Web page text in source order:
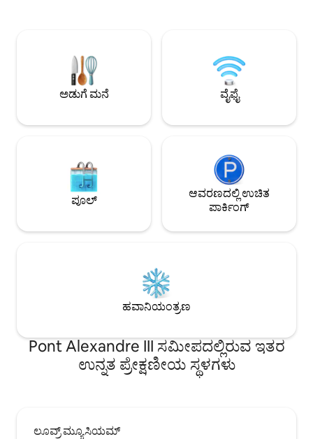
ವ್ಯಕ್ತಿಯೊಂದಿಗೆ ನಗರವನ್ನು ಆನಂದಿಸಲು ನಮ್ಮ
ಅಪಾರ್ಟ್‌ಮೆಂಟ್
ಮತ್ತು ಅಸಾಧಾರಣ
ಅಡುಗೆ ಮನೆ ವೈಫೈ
ಪೂಲ್
ಆವರಣದಲ್ಲಿ ಉಚಿತ
ಪಾರ್ಕಿಂಗ್
ಹವಾನಿಯಂತ್ರಣ
Pont Alexandre III ಸಮೀಪದಲ್ಲಿರುವ ಇತರ
ಉನ್ನತ ಪ್ರೇಕ್ಷಣೀಯ ಸ್ಥಳಗಳು
ಲೂವ್ರ್ ಮ್ಯೂಸಿಯಮ್